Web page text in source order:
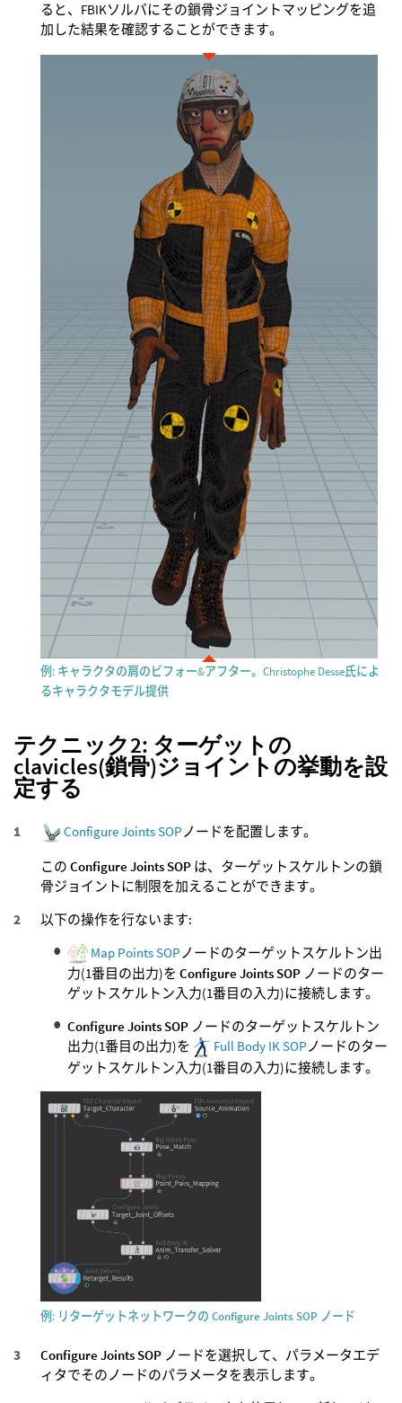
ると、FBIKソルバにその鎖骨ジョイントマッピングを追
加した結果を確認することができます。
例: キャラクタの肩のビフォー&アフター。Christophe Desse氏によ
るキャラクタモデル提供
テクニック2: ターゲットの
clavicles(鎖骨)ジョイントの挙動を設
定する
Configure Joints SOPノードを配置します。
この Configure Joints SOP は、ターゲットスケルトンの鎖
骨ジョイントに制限を加えることができます。
以下の操作を行ないます:
Map Points SOP ノードのターゲットスケルトン出
力(1番目の出力)を Configure Joints SOP ノードのター
ゲットスケルトン入力(1番目の入力)に接続します。
Configure Joints SOP ノードのターゲットスケルトン
出力(1番目の出力)を
Full Body IK SOPノードのター
ゲットスケルトン入力(1番目の入力)に接続します。
例: リターゲットネットワークの Configure Joints SOP ノード
Configure Joints SOP ノードを選択して、パラメータエデ
ィタでそのノードのパラメータを表示します。